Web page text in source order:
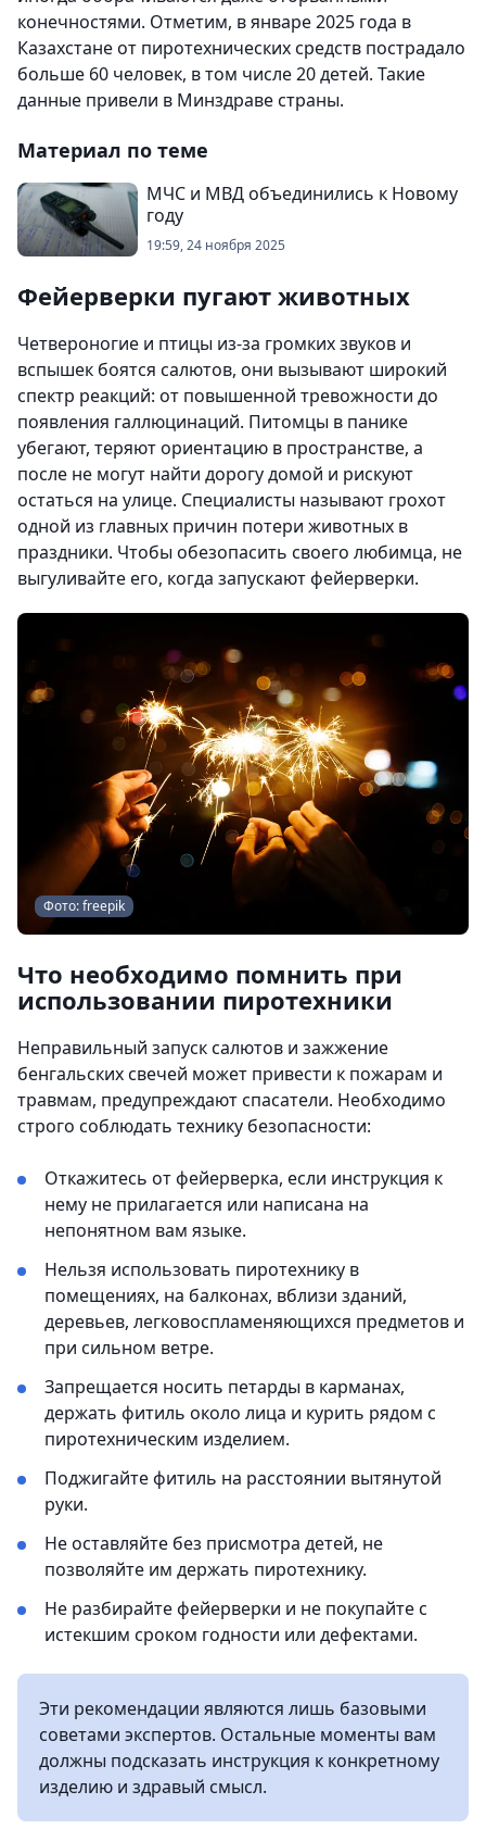
конечностями. Отметим, в январе 2025 года в
Казахстане от пиротехнических средств пострадало
больше 60 человек, в том числе 20 детей. Такие
данные привели в Минздраве страны.
Материал по теме
МЧС и МВД объединились к Новому
году
19:59, 24 ноября 2025
Фейерверки пугают животных
Четвероногие и птицы из-за громких звуков и
вспышек боятся салютов, они вызывают широкий
спектр реакций: от повышенной тревожности до
появления галлюцинаций. Питомцы в панике
убегают, теряют ориентацию в пространстве, а
после не могут найти дорогу домой и рискуют
остаться на улице. Специалисты называют грохот
одной из главных причин потери животных в
праздники. Чтобы обезопасить своего любимца, не
выгуливайте его, когда запускают фейерверки.
Фото: freepik
Что необходимо помнить при
использовании пиротехники
Неправильный запуск салютов и зажжение
бенгальских свечей может привести к пожарам и
травмам, предупреждают спасатели. Необходимо
строго соблюдать технику безопасности:
Откажитесь от фейерверка, если инструкция к
нему не прилагается или написана на
непонятном вам языке.
Нельзя использовать пиротехнику в
помещениях, на балконах, вблизи зданий,
деревьев, легковоспламеняющихся предметов и
при сильном ветре.
Запрещается носить петарды в карманах,
держать фитиль около лица и курить рядом с
пиротехническим изделием.
Поджигайте фитиль на расстоянии вытянутой
руки.
Не оставляйте без присмотра детей, не
позволяйте им держать пиротехнику.
Не разбирайте фейерверки и не покупайте с
истекшим сроком годности или дефектами.
Эти рекомендации являются лишь базовыми
советами экспертов. Остальные моменты вам
должны подсказать инструкция к конкретному
изделию и здравый смысл.